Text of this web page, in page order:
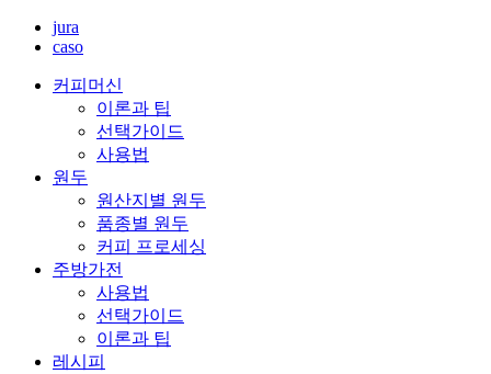
jura
caso
커피머신
이론과 팁
선택가이드
사용법
원두
원산지별 원두
품종별 원두
커피 프로세싱
주방가전
사용법
선택가이드
이론과 팁
레시피